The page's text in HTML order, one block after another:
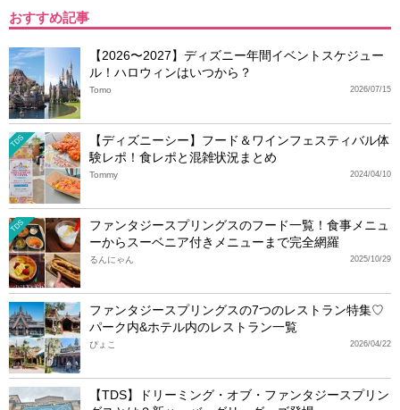
おすすめ記事
【2026〜2027】ディズニー年間イベントスケジュー
ル！ハロウィンはいつから？
2026/07/15
Tomo
TDS
【ディズニーシー】フード＆ワインフェスティバル体
験レポ！食レポと混雑状況まとめ
2024/04/10
Tommy
TDS
ファンタジースプリングスのフード一覧！食事メニュ
ーからスーベニア付きメニューまで完全網羅
2025/10/29
るんにゃん
ファンタジースプリングスの7つのレストラン特集♡
パーク内&ホテル内のレストラン一覧
2026/04/22
ぴょこ
【TDS】ドリーミング・オブ・ファンタジースプリン